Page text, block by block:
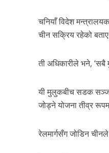
चनियाँ विदेश
चीन सक्रिय रहेको
ती अधिकारीले भने,
यी मुलुकबीच सडक
जोड्ने योजना तीव्र
रेलमार्गसँग जोडिन